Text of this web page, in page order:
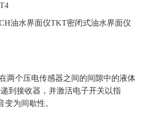
两个压电传感器之间的间隙中的液体
到接收器，并激活电子开关以指
变为间歇性。